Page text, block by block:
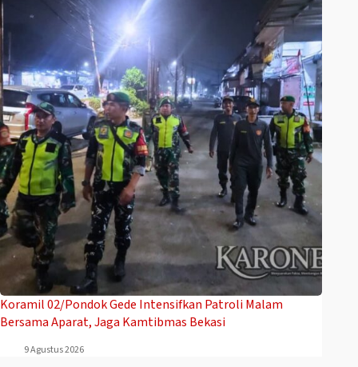
Koramil 02/Pondok Gede Intensifkan Patroli Malam
Bersama Aparat, Jaga Kamtibmas Bekasi
9 Agustus 2026